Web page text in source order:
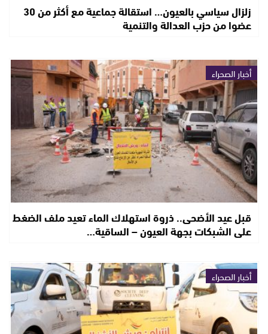
زلزال سياسي بالعيون… استقالة جماعية مع أكثر من 30
عضوا من حزب العدالة والتنمية
أخبار الصحراء
قبل عيد الأضحى.. ذروة استهلاك الماء تعيد ملف الضغط
على الشبكات بجهة العيون – الساقية…
أخبار الصحراء